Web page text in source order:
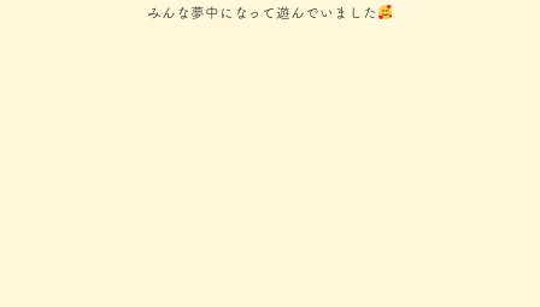
みんな夢中になって遊んでいました